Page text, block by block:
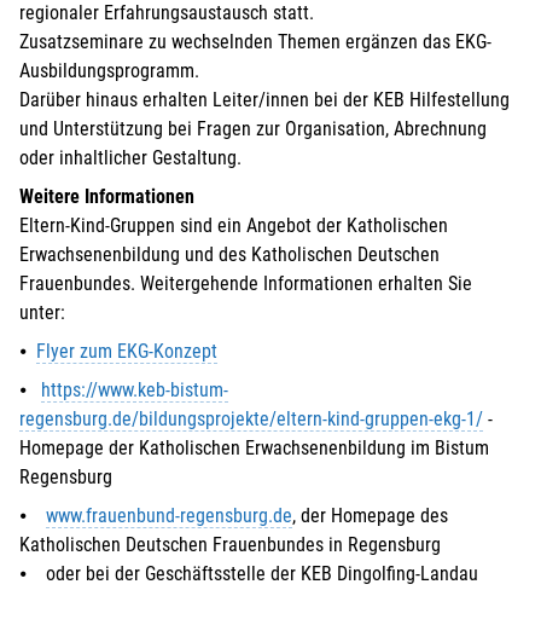
regionaler Erfahrungsaustausch statt.
Zusatzseminare zu wechselnden Themen ergänzen das EKG-
Ausbildungsprogramm.
Darüber hinaus erhalten Leiter/innen bei der KEB Hilfestellung
und Unterstützung bei Fragen zur Organisation, Abrechnung
oder inhaltlicher Gestaltung.
Weitere Informationen
Eltern-Kind-Gruppen sind ein Angebot der Katholischen
Erwachsenenbildung und des Katholischen Deutschen
Frauenbundes. Weitergehende Informationen erhalten Sie
unter:
⦁ Flyer zum EKG-Konzept
⦁
https://www.keb-bistum-
regensburg.de/bildungsprojekte/eltern-kind-gruppen-ekg-1/ -
Homepage der Katholischen Erwachsenenbildung im Bistum
Regensburg
⦁ www.frauenbund-regensburg.de, der Homepage des
Katholischen Deutschen Frauenbundes in Regensburg
⦁ oder bei der Geschäftsstelle der KEB Dingolfing-Landau